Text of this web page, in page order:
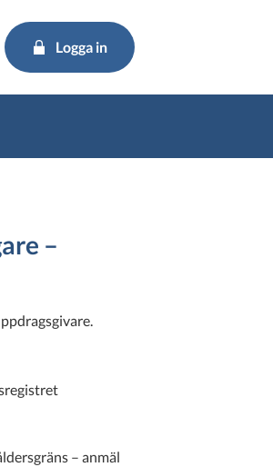
Logga in
–
– anmäl